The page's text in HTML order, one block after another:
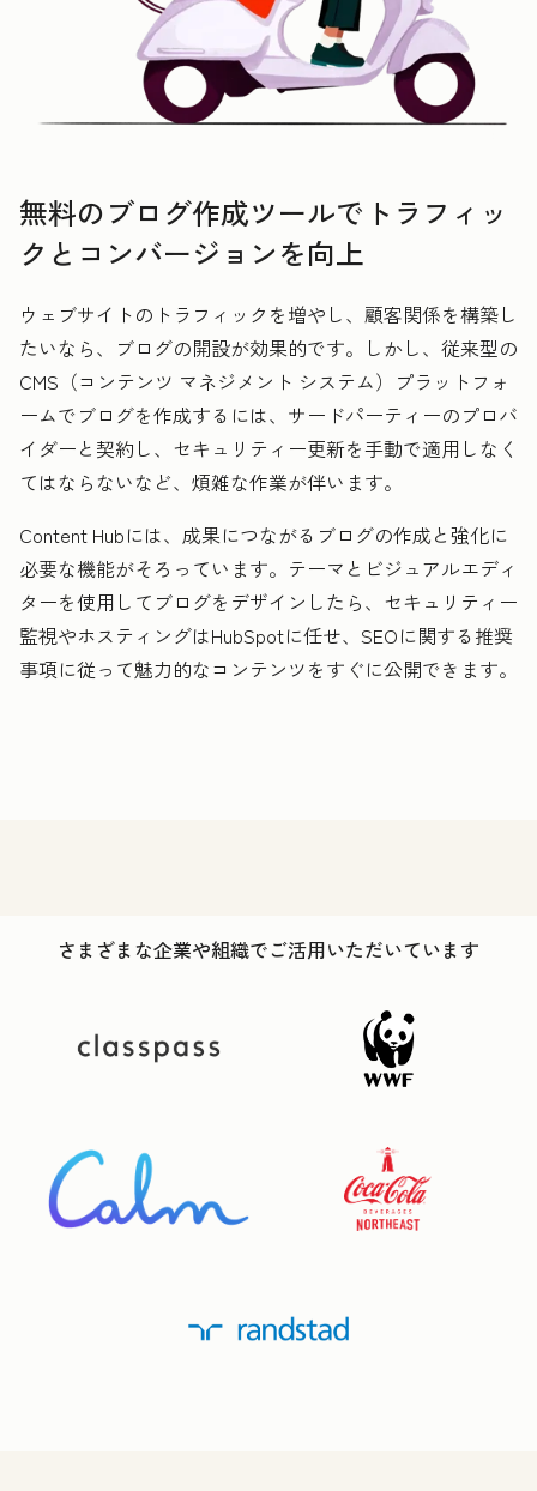
無料のブログ作成ツールでトラフィッ
クとコンバージョンを向上
ウェブサイトのトラフィックを増やし、顧客関係を構築し
たいなら、ブログの開設が効果的です。しかし、従来型の
CMS（コンテンツ マネジメント システム）プラットフォ
ームでブログを作成するには、サードパーティーのプロバ
イダーと契約し、セキュリティー更新を手動で適用しなく
てはならないなど、煩雑な作業が伴います。
Content Hubには、成果につながるブログの作成と強化に
必要な機能がそろっています。テーマとビジュアルエディ
ターを使用してブログをデザインしたら、セキュリティー
監視やホスティングはHubSpotに任せ、SEOに関する推奨
事項に従って魅力的なコンテンツをすぐに公開できます。
さまざまな企業や組織でご活用いただいています